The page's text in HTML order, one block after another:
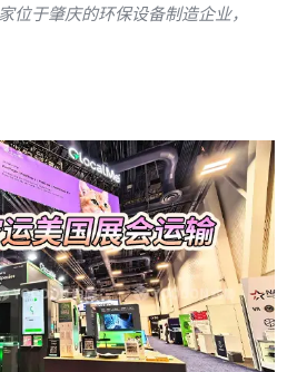
位于肇庆的环保设备制造企业，